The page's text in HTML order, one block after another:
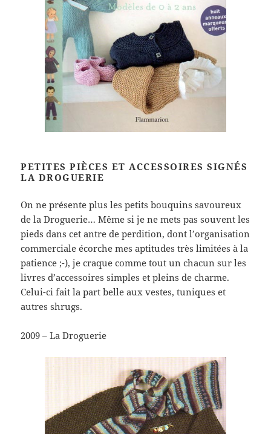
PETITES PIÈCES ET ACCESSOIRES SIGNÉS
LA DROGUERIE
On ne présente plus les petits bouquins savoureux
de la Droguerie… Même si je ne mets pas souvent les
pieds dans cet antre de perdition, dont l’organisation
commerciale écorche mes aptitudes très limitées à la
patience ;-), je craque comme tout un chacun sur les
livres d’accessoires simples et pleins de charme.
Celui-ci fait la part belle aux vestes, tuniques et
autres shrugs.
2009 – La Droguerie